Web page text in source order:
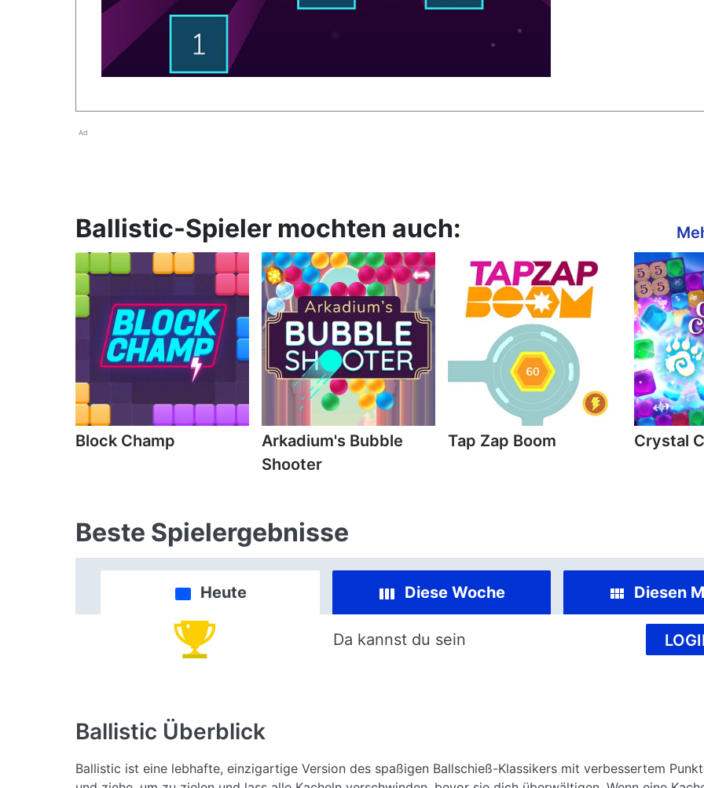
Ad
Ballistic-Spieler mochten auch:
Block Champ
Arkadium's Bubble
Shooter
Tap Zap Boom Crystal
Beste Spielergebnisse
Heute Diese Woche Diesen
Da kannst du sein
Ballistic Überblick
Ballistic ist eine lebhafte, einzigartige Version des spaßigen Ballschieß-Klassikers mit verbessertem